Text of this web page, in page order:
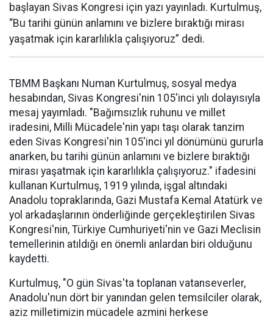
başlayan Sivas Kongresi için yazı yayınladı. Kurtulmuş,
“Bu tarihi günün anlamını ve bizlere bıraktığı mirası
yaşatmak için kararlılıkla çalışıyoruz” dedi.
TBMM Başkanı Numan Kurtulmuş, sosyal medya
hesabından, Sivas Kongresi'nin 105'inci yılı dolayısıyla
mesaj yayımladı. "Bağımsızlık ruhunu ve millet
iradesini, Milli Mücadele'nin yapı taşı olarak tanzim
eden Sivas Kongresi'nin 105'inci yıl dönümünü gururla
anarken, bu tarihi günün anlamını ve bizlere bıraktığı
mirası yaşatmak için kararlılıkla çalışıyoruz." ifadesini
kullanan Kurtulmuş, 1919 yılında, işgal altındaki
Anadolu topraklarında, Gazi Mustafa Kemal Atatürk ve
yol arkadaşlarının önderliğinde gerçekleştirilen Sivas
Kongresi'nin, Türkiye Cumhuriyeti'nin ve Gazi Meclisin
temellerinin atıldığı en önemli anlardan biri olduğunu
kaydetti.
Kurtulmuş, "O gün Sivas'ta toplanan vatanseverler,
Anadolu'nun dört bir yanından gelen temsilciler olarak,
aziz milletimizin mücadele azmini herkese